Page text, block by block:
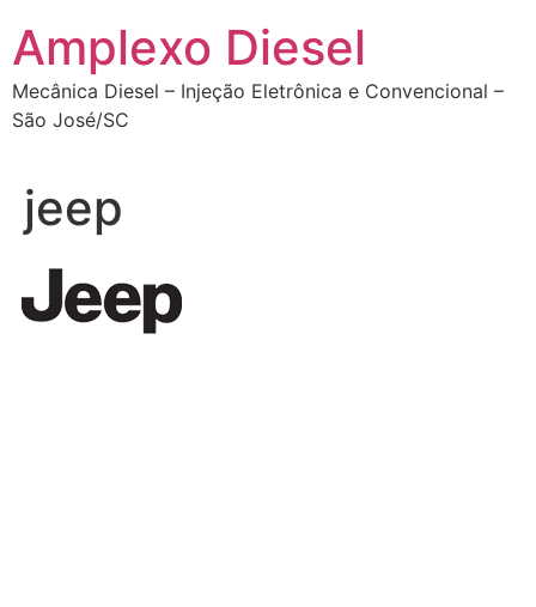
para
conteúdo
Amplexo Diesel
Mecânica Diesel – Injeção Eletrônica e Convencional –
São José/SC
jeep